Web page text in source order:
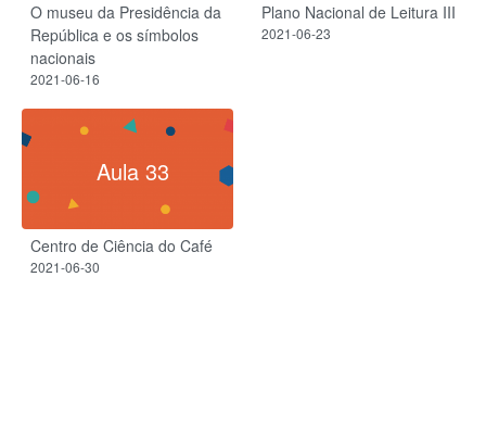
O museu da Presidência da
República e os símbolos
nacionais
2021-06-16
Plano Nacional de Leitura III
2021-06-23
Aula 33
Centro de Ciência do Café
2021-06-30